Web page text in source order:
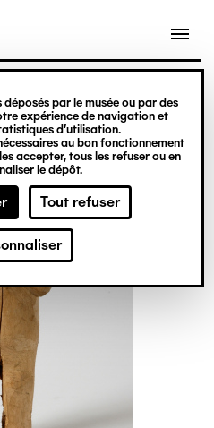
par le musée ou par des
expérience de navigation et
d’utilisation.
au bon fonctionnement
accepter, tous les refuser ou en
le dépôt.
Tout refuser